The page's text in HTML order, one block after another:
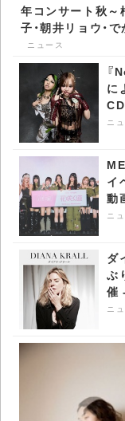
年コンサート秋～
子・朝井リョウ・
ゃん 書籍化記念ス
ャル～〉開催 -
CDJournal ニュ
ニュース
『
に
ニ
イ
動
ニ
ダ
ぶ
催
ニ